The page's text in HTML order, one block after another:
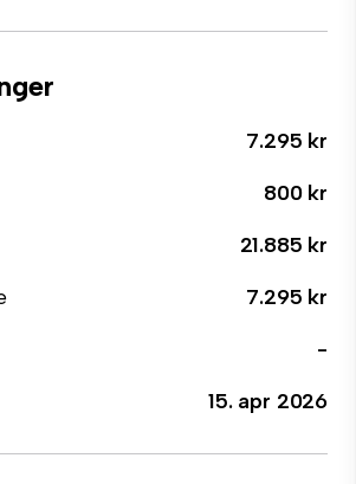
7.295 kr
800 kr
21.885 kr
7.295 kr
-
15. apr 2026